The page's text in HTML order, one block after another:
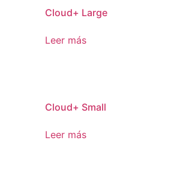
Cloud+ Large
Leer más
Cloud+ Small
Leer más